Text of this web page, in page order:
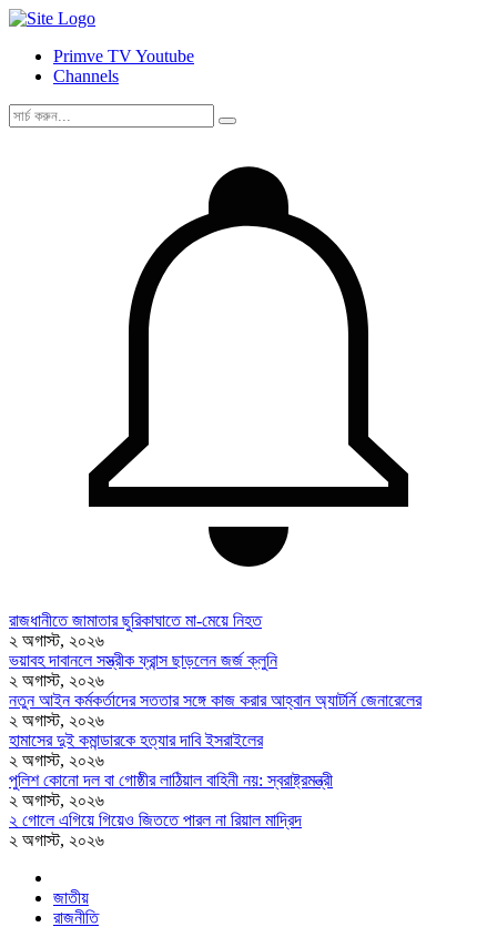
Primve TV Youtube
Channels
রাজধানীতে জামাতার ছুরিকাঘাতে মা-মেয়ে নিহত
২ অগাস্ট, ২০২৬
ভয়াবহ দাবানলে সস্ত্রীক ফ্রান্স ছাড়লেন জর্জ ক্লুনি
২ অগাস্ট, ২০২৬
নতুন আইন কর্মকর্তাদের সততার সঙ্গে কাজ করার আহ্বান অ্যাটর্নি জেনারেলের
২ অগাস্ট, ২০২৬
হামাসের দুই কমান্ডারকে হত্যার দাবি ইসরাইলের
২ অগাস্ট, ২০২৬
পুলিশ কোনো দল বা গোষ্ঠীর লাঠিয়াল বাহিনী নয়: স্বরাষ্ট্রমন্ত্রী
২ অগাস্ট, ২০২৬
২ গোলে এগিয়ে গিয়েও জিততে পারল না রিয়াল মাদ্রিদ
২ অগাস্ট, ২০২৬
জাতীয়
রাজনীতি